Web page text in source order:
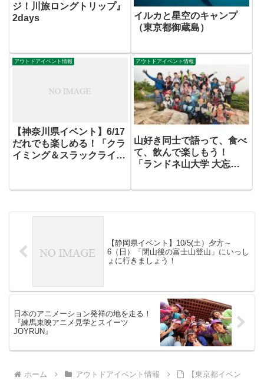
ジ！川旅ロングトリップ』
2days
イルカと星空のキャンプ
（東京都御蔵島）
アウトドアイベント情報
【神奈川県イベント】6/17
だれでも楽しめる！「クラ
イミング＆スラックライ
アウトドアイベント情報
山好き同士で語って、食べ
て、飲んで楽しもう！
「ランドネ山大学 大忘年
【静岡県イベント】10/5(土）夕方～
6（日）「閉山後の富士山登山」にいっし
ょに行きましょう！
日本のアニメーション発祥の地を走る！
『練馬東映アニメ見学とスイーツ
JOYRUN』
ホーム アウトドアイベント情報
【東京都イベン